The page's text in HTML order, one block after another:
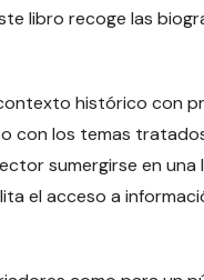
libro recoge las
histórico con
con los temas
sumergirse en
el acceso a